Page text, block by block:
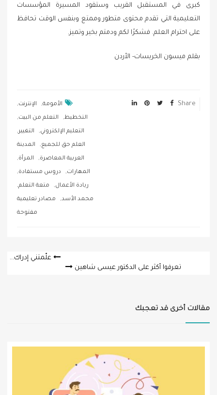
كبرى في المستقبل القريب وستقود المسيرة المؤسسات
التعليمية التي تقدم محتوى متطور وممتع وبنفس الوقت تحافظ
على احترام العلم. فشكرًا لكم ودمتم بخير وتميز.
بقلم ميسون الخريسات- الأردن
الأمومة, الإنترنت,
التخطيط, التعلم من البيت,
التعليم الإلكتروني, التغيير,
العلم حق للجميع, المدينة
العربية المعاصرة, المرأة,
المهارات, دروس مستفادة,
ريادة الأعمال, متعة التعلم,
محمد الأسد, مصادر تعليمية
مفتوحة
Share
navigation
علّمتني إدراك…
تعرفوا أكثر على الدكتور عيسى شاهين
مقالات أخرى قد تعجبك